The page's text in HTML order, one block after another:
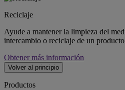
Reciclaje
Ayude a mantener la limpieza del
intercambio o reciclaje de un
Obtener más información
Volver al principio
Productos